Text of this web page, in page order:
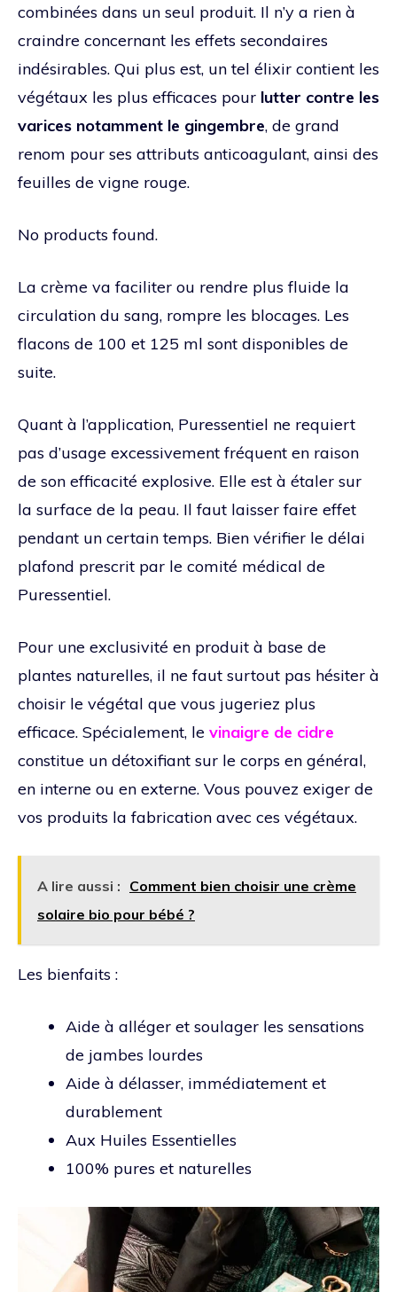
combinées dans un seul produit. Il n’y a rien à
craindre concernant les effets secondaires
indésirables. Qui plus est, un tel élixir contient les
végétaux les plus efficaces pour lutter contre les
varices notamment le gingembre, de grand
renom pour ses attributs anticoagulant, ainsi des
feuilles de vigne rouge.
No products found.
La crème va faciliter ou rendre plus fluide la
circulation du sang, rompre les blocages. Les
flacons de 100 et 125 ml sont disponibles de
suite.
Quant à l’application, Puressentiel ne requiert
pas d’usage excessivement fréquent en raison
de son efficacité explosive. Elle est à étaler sur
la surface de la peau. Il faut laisser faire effet
pendant un certain temps. Bien vérifier le délai
plafond prescrit par le comité médical de
Puressentiel.
Pour une exclusivité en produit à base de
plantes naturelles, il ne faut surtout pas hésiter à
choisir le végétal que vous jugeriez plus
efficace. Spécialement, le vinaigre de cidre
constitue un détoxifiant sur le corps en général,
en interne ou en externe. Vous pouvez exiger de
vos produits la fabrication avec ces végétaux.
A lire aussi : Comment bien choisir une crème
solaire bio pour bébé ?
Les bienfaits :
Aide à alléger et soulager les sensations
de jambes lourdes
Aide à délasser, immédiatement et
durablement
Aux Huiles Essentielles
100% pures et naturelles